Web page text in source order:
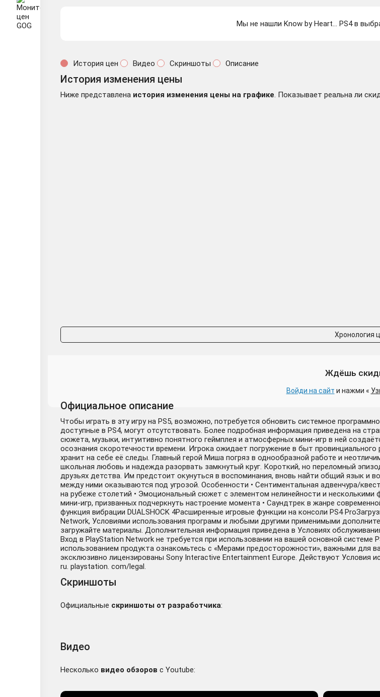
Мы не нашли Know by Heart... PS4 в
История цен Видео Скриншоты Описание
История изменения цены
Ниже представлена история изменения цены на графике. Показывает реальна ли
Хронология
Ждёшь
Войди на сайт и нажми «
Официальное описание
Чтобы играть в эту игру на PS5, возможно, потребуется обновить системное
доступные в PS4, могут отсутствовать. Более подробная информация приведена на
сюжета, музыки, интуитивно понятного геймплея и атмосферных мини-игр в ней
осознания скоротечности времени. Игрока ожидает погружение в быт
хранит на себе её следы. Главный герой Миша погряз в однообразной работе и
школьная любовь и надежда разорвать замкнутый круг. Короткий, но переломный
друзьях детства. Им предстоит окунуться в воспоминания, вновь найти общий язык и
между ними оказываются под угрозой. Особенности • Сентиментальная адвенчура/
на рубеже столетий • Эмоциональный сюжет с элементом нелинейности и несколькими
мини-игр, призванных подчеркнуть настроение момента • Саундтрек в жанре
функция вибрации DUALSHOCK 4Расширенные игровые функции на консоли PS4
Network, Условиями использования программ и любыми другими применимыми
загружайте материалы. Дополнительная информация приведена в Условиях
Вход в PlayStation Network не требуется при использовании на вашей основной системе
использованием продукта ознакомьтесь с «Мерами предосторожности», важными для
эксклюзивно лицензированы Sony Interactive Entertainment Europe. Действуют Условия
ru. playstation. com/legal.
Скриншоты
Официальные скриншоты от разработчика:
Видео
Несколько видео обзоров с Youtube: